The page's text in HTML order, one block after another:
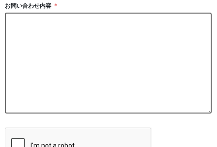
お問い合わせ内容 ＊